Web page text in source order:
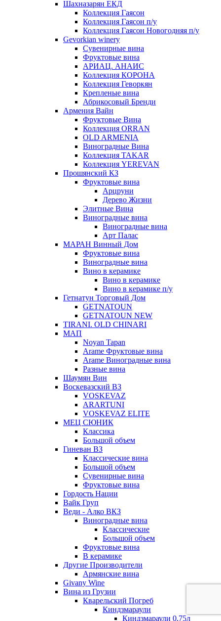
Шахназарян ЕКД
Коллекция Гаясон
Коллекция Гаясон п/у
Коллекция Гаясон Новогодняя п/у
Gevorkian winery
Сувенирные вина
Фруктовые вина
АРИАЦ. АНАИС
Коллекция КОРОНА
Коллекция Геворкян
Крепленые вина
Абрикосовый Бренди
Армения Вайн
Фруктовые Вина
Коллекция ORRAN
OLD ARMENIA
Виноградные Вина
Коллекция TAKAR
Коллекция YEREVAN
Прошянский КЗ
Фруктовые вина
Арцруни
Дерево Жизни
Элитные Вина
Виноградные вина
Виноградные вина
Арт Палас
МАРАН Винный Дом
Фруктовые вина
Виноградные вина
Вино в керамике
Вино в керамике
Вино в керамике п/у
Гетнатун Торговый Дом
GETNATOUN
GETNATOUN NEW
TIRANI. OLD CHINARI
МАП
Noyan Tapan
Arame Фруктовые вина
Arame Виноградные вина
Разные вина
Шаумян Вин
Воскевазский ВЗ
VOSKEVAZ
ARARTUNI
VOSKEVAZ ELITE
МЕЦ СЮНИК
Классика
Большой объем
Гиневан ВЗ
Классические вина
Большой объем
Сувенирные вина
Фруктовые вина
Гордость Нации
Вайк Груп
Веди - Алко ВКЗ
Виноградные вина
Классические
Большой объем
Фруктовые вина
В керамике
Другие Производители
Армянские вина
Givany Wine
Вина из Грузии
Кварельский Погреб
Киндзмараули
Киндзмараули 0,75л